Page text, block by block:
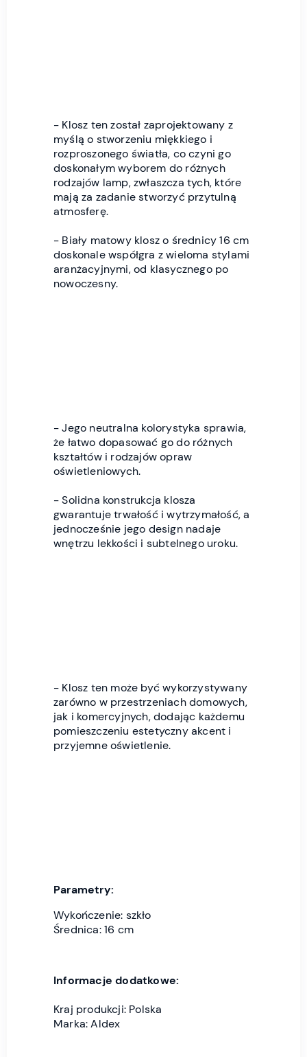
- Klosz ten został zaprojektowany z
myślą o stworzeniu miękkiego i
rozproszonego światła, co czyni go
doskonałym wyborem do różnych
rodzajów lamp, zwłaszcza tych, które
mają za zadanie stworzyć przytulną
atmosferę.
- Biały matowy klosz o średnicy 16 cm
doskonale współgra z wieloma stylami
aranżacyjnymi, od klasycznego po
nowoczesny.
- Jego neutralna kolorystyka sprawia,
że łatwo dopasować go do różnych
kształtów i rodzajów opraw
oświetleniowych.
- Solidna konstrukcja klosza
gwarantuje trwałość i wytrzymałość, a
jednocześnie jego design nadaje
wnętrzu lekkości i subtelnego uroku.
- Klosz ten może być wykorzystywany
zarówno w przestrzeniach domowych,
jak i komercyjnych, dodając każdemu
pomieszczeniu estetyczny akcent i
przyjemne oświetlenie.
Parametry:
Wykończenie: szkło
Średnica: 16 cm
Informacje dodatkowe:
Kraj produkcji: Polska
Marka: Aldex